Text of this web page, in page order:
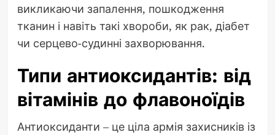
викликаючи запалення, пошкодження
тканин і навіть такі хвороби, як рак, діабет
чи серцево-судинні захворювання.
Типи антиоксидантів: від
вітамінів до флавоноїдів
Антиоксиданти – це ціла армія захисників із